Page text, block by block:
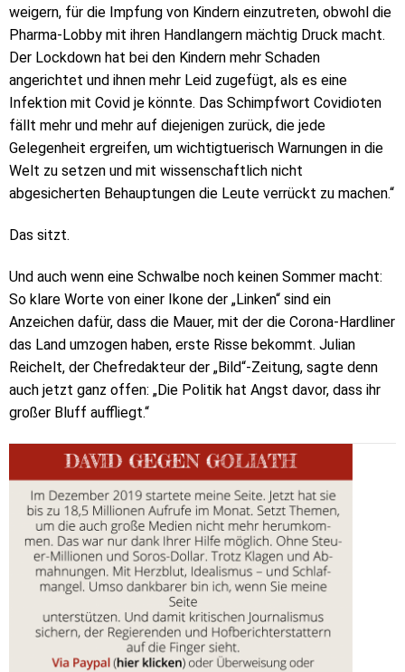
weigern, für die Impfung von Kindern einzutreten, obwohl die
Pharma-Lobby mit ihren Handlangern mächtig Druck macht.
Der Lockdown hat bei den Kindern mehr Schaden
angerichtet und ihnen mehr Leid zugefügt, als es eine
Infektion mit Covid je könnte. Das Schimpfwort Covidioten
fällt mehr und mehr auf diejenigen zurück, die jede
Gelegenheit ergreifen, um wichtigtuerisch Warnungen in die
Welt zu setzen und mit wissenschaftlich nicht
abgesicherten Behauptungen die Leute verrückt zu machen.“
Das sitzt.
Und auch wenn eine Schwalbe noch keinen Sommer macht:
So klare Worte von einer Ikone der „Linken“ sind ein
Anzeichen dafür, dass die Mauer, mit der die Corona-Hardliner
das Land umzogen haben, erste Risse bekommt. Julian
Reichelt, der Chefredakteur der „Bild“-Zeitung, sagte denn
auch jetzt ganz offen: „Die Politik hat Angst davor, dass ihr
großer Bluff auffliegt.“